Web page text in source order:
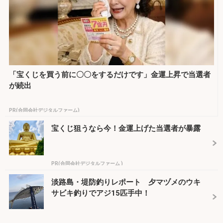
「宝くじを買う前に〇〇をするだけです」金運上昇で当選者
が続出
PR(合同会社デジタルファーム)
宝くじ狙うなら今！金運上げた当選者が暴露
PR(合同会社デジタルファーム )
淡路島・堤防釣りレポート 夕マヅメのウキ
サビキ釣りでアジ15匹手中！